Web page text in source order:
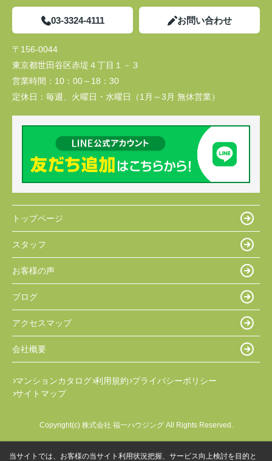
03-3324-4111 お問い合わせ
〒156-0044
東京都世田谷区赤堤４丁目１－３
営業時間： 10：00～18：30
定休日： 毎週、火曜日・水曜日（1月～3月 無休営業）
トップページ
スタッフ
お客様の声
ブログ
アクセスマップ
会社概要
マンションカタログ 利用規約 プライバシーポリシー
サイトマップ
Copyright(c) 株式会社 福一ハウジング All Rights Reserved.
当サイトでは、お客様の当サイト利用状況把握、サービス向上検討を目的と